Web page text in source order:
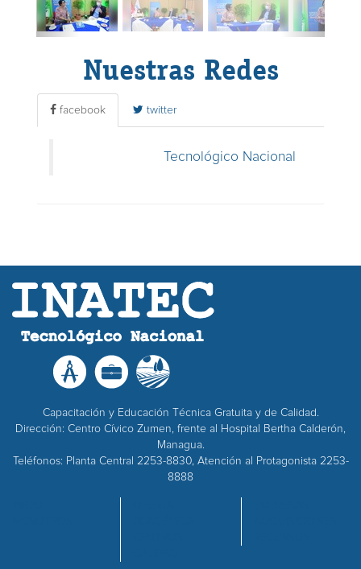
Nuestras Redes
facebook twitter
Tecnológico Nacional
Capacitación y Educación Técnica Gratuita y de Calidad.
Dirección: Centro Cívico Zumen, frente al Hospital Bertha Calderón,
Managua.
Teléfonos: Planta Central 2253-8830, Atención al Protagonista 2253-
8888